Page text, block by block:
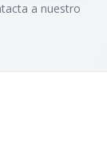
a nuestro